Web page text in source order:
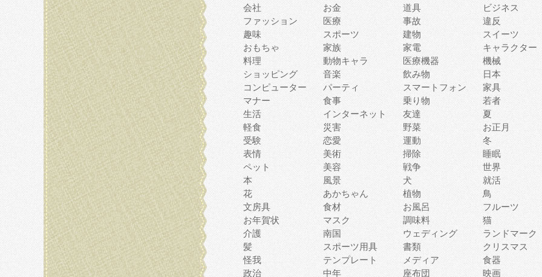
会社
お金 道具
ビジネス
ファッション
医療 事故
違反
趣味
スポーツ 建物
スイーツ
おもちゃ
家族 家電
キャラクター
料理
動物キャラ 医療機器
機械
ショッピング
音楽 飲み物
日本
コンピューター
パーティ スマートフォン
家具
マナー
食事 乗り物
若者
生活
インターネット 友達
夏
軽食
災害 野菜
お正月
受験
恋愛 運動
冬
表情
美術 掃除
睡眠
ペット
美容 戦争
世界
本
風景 犬
就活
花
あかちゃん 植物
鳥
文房具
食材 お風呂
フルーツ
お年賀状
マスク 調味料
猫
介護
南国 ウェディング
ランドマーク
髪
スポーツ用具 書類
クリスマス
怪我
テンプレート メディア
食器
政治
中年 座布団 映画